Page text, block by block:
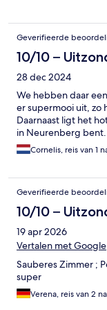
Geverifieerde
10/10 –
28 dec 2024
We hebben daar
er supermooi uit, zo
Daarnaast ligt het
in Neurenberg
Cornelis, reis van 1
Geverifieerde
10/10 –
19 apr 2026
Vertalen met Google
Sauberes Zimmer ;
super
Verena, reis van 2